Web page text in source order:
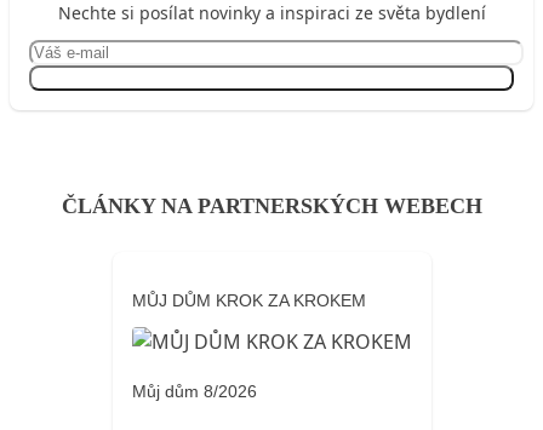
Nechte si posílat novinky a inspiraci ze světa bydlení
ČLÁNKY NA PARTNERSKÝCH WEBECH
MŮJ DŮM KROK ZA KROKEM
Můj dům 8/2026